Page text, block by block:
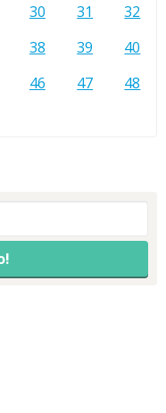
30 31
32
38 39
40
46 47
48